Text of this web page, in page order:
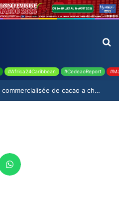
#Africa24Caribbean #CedeaoReport
Cameroun : la production commercialisée de cacao a chuté de 19,9% durant la saison 2025-2026